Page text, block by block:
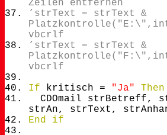
Zeilen entfernen
’strText = strText &
vbcrlf
’strText = strText &
vbcrlf
If kritisch = "Ja"
Then
CDOmail strBetreff,
strAn, strText,
End
if